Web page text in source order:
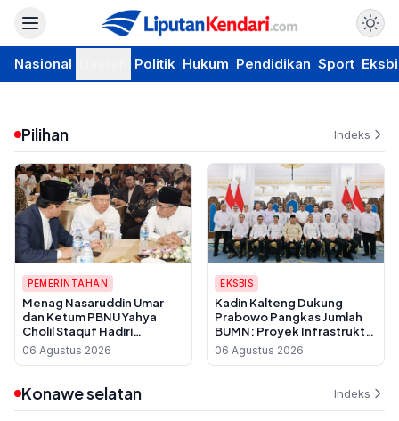
Nasional Politik Hukum Pendidikan Sport
Pilihan Indeks
PEMERINTAHAN
Menag Nasaruddin Umar
dan Ketum PBNU Yahya
Cholil Staquf Hadiri
Peluncuran Buku Pemikiran
KH Ma'ruf Amin Jelang
06 Agustus 2026
EKSBIS
Kadin Kalteng Dukung
Prabowo Pangkas Jumlah
BUMN: Proyek Infrastruktur
Sering Disubkon, UMKM
Daerah Jadi Korban
06 Agustus 2026
Konawe selatan Indeks